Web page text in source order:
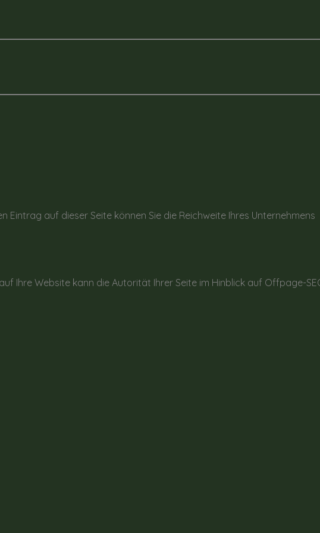
Eintrag auf dieser Seite können Sie die Reichweite Ihres Unternehmens
Ihre Website kann die Autorität Ihrer Seite im Hinblick auf Offpage-